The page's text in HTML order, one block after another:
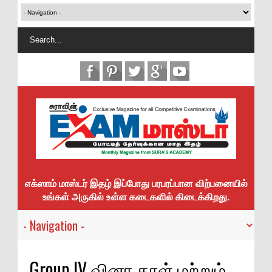
எக்ஸாம் மாஸ்டர் இதழ் இப்போது பரபரப்பான விற்பனையில்
உங்கள் அருகில் உள்ள கடைகளில் கிடைக்கிறது.